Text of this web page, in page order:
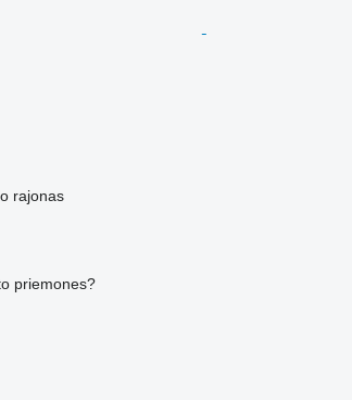
rajonas
priemones?